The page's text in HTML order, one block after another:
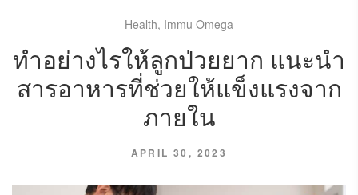
Health, Immu Omega
ทำอย่างไรให้ลูกป่วยยาก แนะนำ
สารอาหารที่ช่วยให้แข็งแรงจาก
ภายใน
APRIL 30, 2023